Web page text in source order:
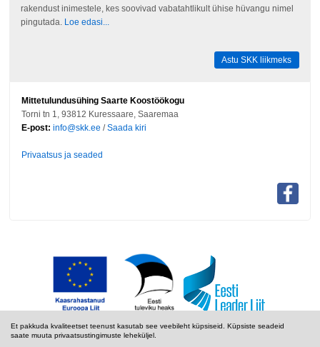
Et pakkuda kvaliteetset teenust kasutab see veebileht küpsiseid. Küpsiste seadeid
saate muuta privaatsustingimuste leheküljel.
rakendust inimestele, kes soovivad vabatahtlikult ühise hüvangu nimel
pingutada. Loe edasi...
Astu SKK liikmeks
Mittetulundusühing Saarte Koostöökogu
Torni tn 1, 93812 Kuressaare, Saaremaa
E-post: info@skk.ee /Saada kiri
Privaatsus ja seaded